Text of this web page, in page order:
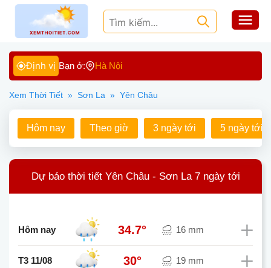
Định vị Bạn ở: Hà Nội
Xem Thời Tiết » Sơn La » Yên Châu
Hôm nay Theo giờ 3 ngày tới 5 ngày tới
Dự báo thời tiết Yên Châu - Sơn La 7 ngày tới
Hôm nay 34.7° 16 mm
T3 11/08 30° 19 mm